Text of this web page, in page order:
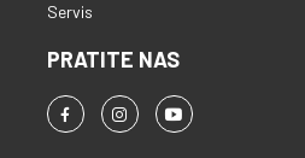
Servis
PRATITE NAS